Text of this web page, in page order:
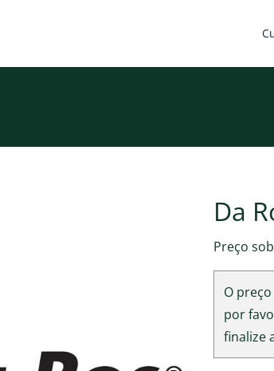
Da
Preço
O
por
finalize